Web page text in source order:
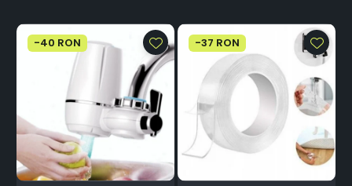
-40 RON -37 RON